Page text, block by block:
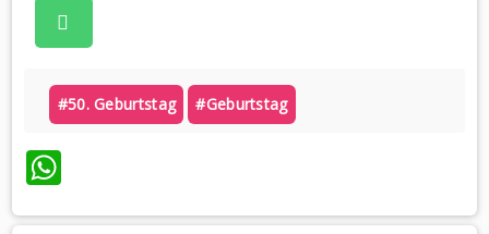
#50. Geburtstag #geburtstag
WhatsApp